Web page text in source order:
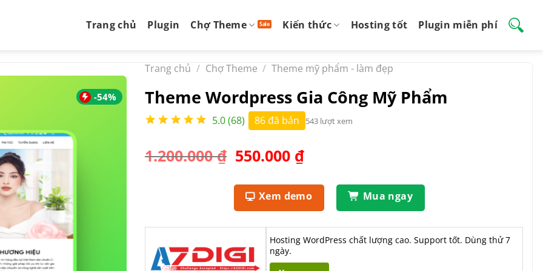
Trang chủ Plugin Chợ Theme Kiến thức Hosting tốt Plugin miễn phí
-54%
Trang chủ / Chợ Theme / Theme mỹ phẩm - làm đẹp
Theme Wordpress Gia Công Mỹ Phẩm
5.0 (68) 86 đã bán 543 lượt xem
1.200.000₫ Giá
là:
1.200.000 ₫.
550.000 ₫Giá
tại
là:
550.000 ₫.
Xem demo Mua ngay
Hosting WordPress chất lượng cao. Support tốt. Dùng thử 7
ngày.